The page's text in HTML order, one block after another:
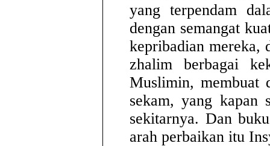
yang terpendam
dengan semangat
kepribadian mereka,
zhalim berbagai
Muslimin, membuat
sekam, yang kapan
sekitarnya. Dan
arah perbaikan itu